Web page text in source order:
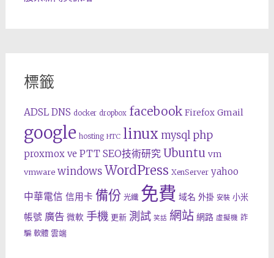
標籤
ADSL DNS docker dropbox facebook Firefox Gmail
google hosting HTC linux mysql php
proxmox ve PTT SEO技術研究 Ubuntu vm
vmware windows WordPress XenServer yahoo
中華電信 信用卡 備份 光纖 免費 域名 外掛 安裝 小米
帳號 廣告 微軟 手機 更新 測試 笑話 網站 網路 虛擬機 詐
騙 軟體 雲端